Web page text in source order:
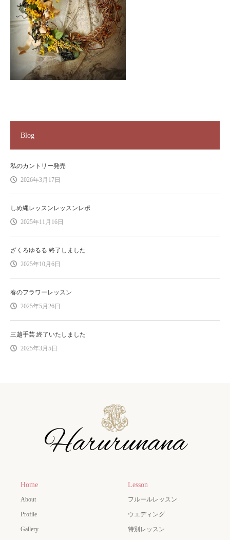
Blog
私のカントリー発売
2026年3月17日
しめ縄レッスンレッスンレポ
2025年11月16日
ざくろゆるる 終了しました
2025年10月6日
春のフラワーレッスン
2025年5月26日
三越手芸 終了いたしました
2025年3月5日
Home
About
Profile
Gallery
Lesson
フルールレッスン
ウエディング
特別レッスン